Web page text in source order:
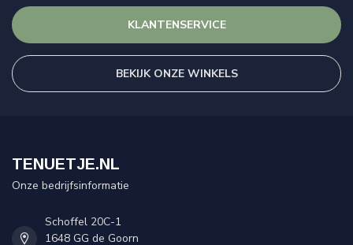
KLANTENSERVICE
BEKIJK ONZE WINKELS
TENUETJE.NL
Onze bedrijfsinformatie
Schoffel 20C-1
1648 GG de Goorn